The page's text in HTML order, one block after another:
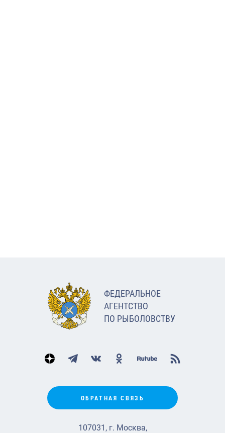
ФЕДЕРАЛЬНОЕ
АГЕНТСТВО
ПО РЫБОЛОВСТВУ
ОБРАТНАЯ СВЯЗЬ
107031, г. Москва,